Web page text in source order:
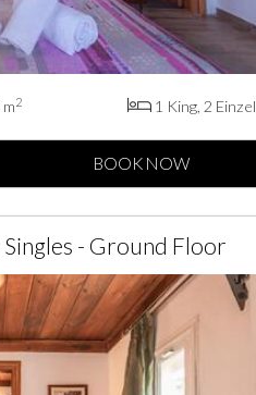
2 1 King, 2 Einzel
BOOK NOW
- Ground Floor